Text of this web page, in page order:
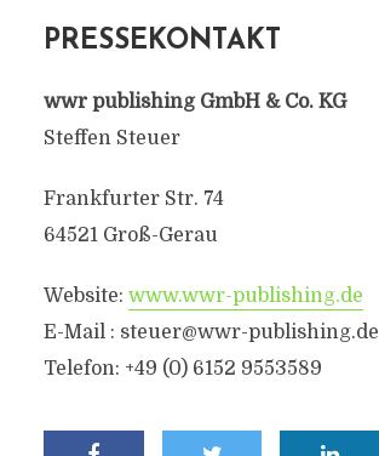
PRESSEKONTAKT
wwr publishing GmbH & Co. KG
Steffen Steuer
Frankfurter Str. 74
64521 Groß-Gerau
Website: www.wwr-publishing.de
E-Mail : steuer@wwr-publishing.de
Telefon: +49 (0) 6152 9553589